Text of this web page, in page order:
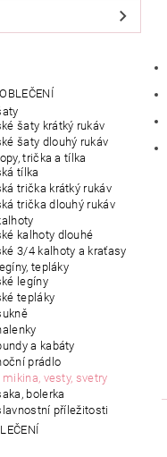
šaty krátký rukáv
šaty dlouhý rukáv
trička a tílka
tílka
trička krátký rukáv
trička dlouhý rukáv
kalhoty dlouhé
3/4 kalhoty a kraťasy
tepláky
legíny
tepláky
a kabáty
prádlo
vesty, svetry
bolerka
příležitosti